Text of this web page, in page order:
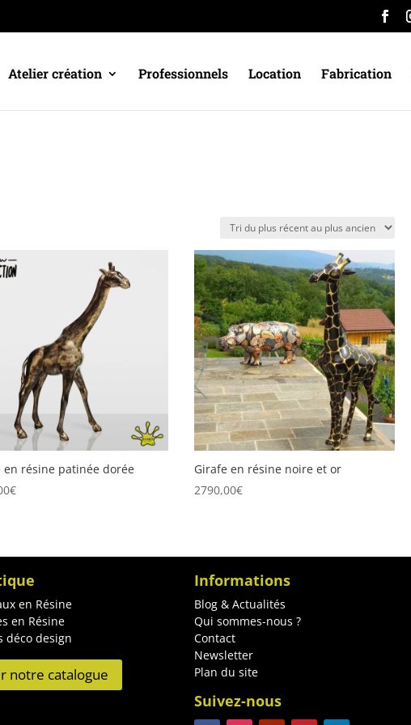
Atelier création Professionnels Location Fabrication
en résine patinée dorée
€
Girafe en résine noire et or
2790,00€
en Résine
en Résine
déco design
notre catalogue
Informations
Blog & Actualités
Qui sommes-nous ?
Contact
Newsletter
Plan du site
Suivez-nous